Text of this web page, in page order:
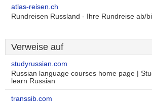
atlas-reisen.ch
Rundreisen Russland - Ihre Rundreise ab/
Verweise auf
studyrussian.com
Russian language courses home page |
learn Russian
transsib.com